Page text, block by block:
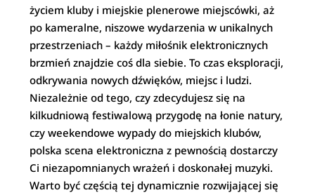
życiem kluby i miejskie plenerowe miejscówki, aż
po kameralne, niszowe wydarzenia w unikalnych
przestrzeniach – każdy miłośnik elektronicznych
brzmień znajdzie coś dla siebie. To czas eksploracji,
odkrywania nowych dźwięków, miejsc i ludzi.
Niezależnie od tego, czy zdecydujesz się na
kilkudniową festiwalową przygodę na łonie natury,
czy weekendowe wypady do miejskich klubów,
polska scena elektroniczna z pewnością dostarczy
Ci niezapomnianych wrażeń i doskonałej muzyki.
Warto być częścią tej dynamicznie rozwijającej się